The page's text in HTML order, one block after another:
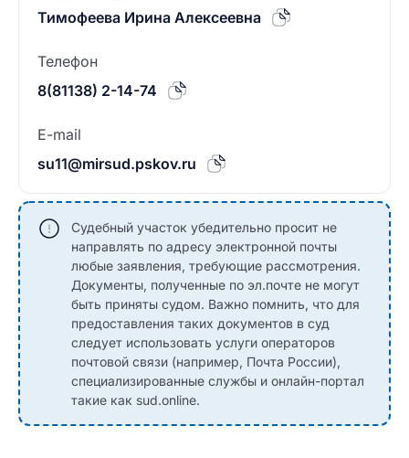
Тимофеева Ирина Алексеевна
Телефон
8(81138) 2-14-74
E-mail
su11@mirsud.pskov.ru
Судебный участок убедительно просит не
направлять по адресу электронной почты
любые заявления, требующие рассмотрения.
Документы, полученные по эл.почте не могут
быть приняты судом. Важно помнить, что для
предоставления таких документов в суд
следует использовать услуги операторов
почтовой связи (например, Почта России),
специализированные службы и онлайн-портал
такие как sud.online.